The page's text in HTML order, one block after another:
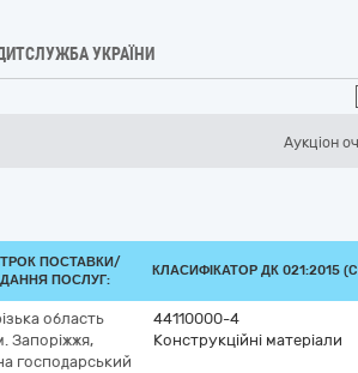
УКРАЇНИ
Аукціон
ПОСТАВКИ/
ПОСЛУГ:
КЛАСИФІКАТОР ДК 021:2015
область
Запоріжжя,
господарський
44110000-4
Конструкційні матеріали